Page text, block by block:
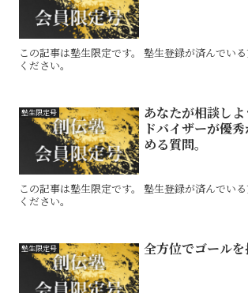
この記事は塾生限定です。 塾生登録が済んでい
ください。
塾生限定号
あなたが相談し
ドバイザーが優
める質問。
この記事は塾生限定です。 塾生登録が済んでい
ください。
塾生限定号 全方位でゴールを